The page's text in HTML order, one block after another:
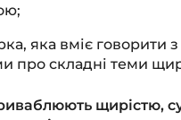
яка вміє говорити
про складні теми
щирістю,